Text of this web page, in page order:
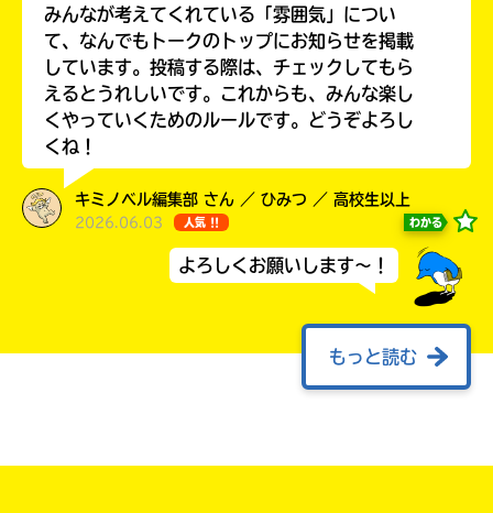
みんなが考えてくれている「雰囲気」につい
て、なんでもトークのトップにお知らせを掲載
しています。投稿する際は、チェックしてもら
えるとうれしいです。これからも、みんな楽し
くやっていくためのルールです。どうぞよろし
くね！
キミノベル編集部 さん ／ ひみつ ／ 高校生以上
2026.06.03 人気 !! わかる
よろしくお願いします～！
もっと読む